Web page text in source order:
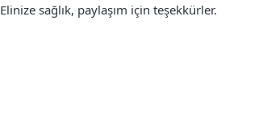
Elinize sağlık, paylaşım için teşekkürler.